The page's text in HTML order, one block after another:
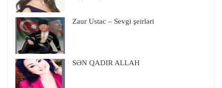
Zaur Ustac – Sevgi şeirləri
SƏN QADIR ALLAH